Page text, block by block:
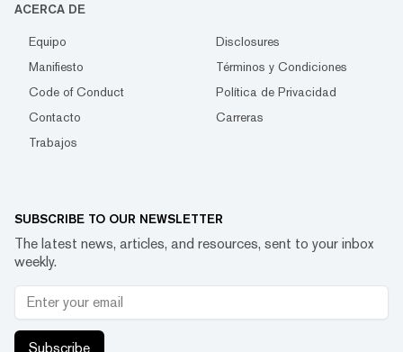
ACERCA DE
Equipo
Disclosures
Manifiesto
Términos y Condiciones
Code of Conduct
Política de Privacidad
Contacto
Carreras
Trabajos
SUBSCRIBE TO OUR NEWSLETTER
The latest news, articles, and resources, sent to your inbox
weekly.
Subscribe